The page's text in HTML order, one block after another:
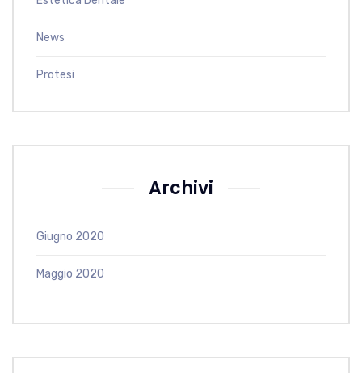
News
Protesi
Archivi
Giugno 2020
Maggio 2020